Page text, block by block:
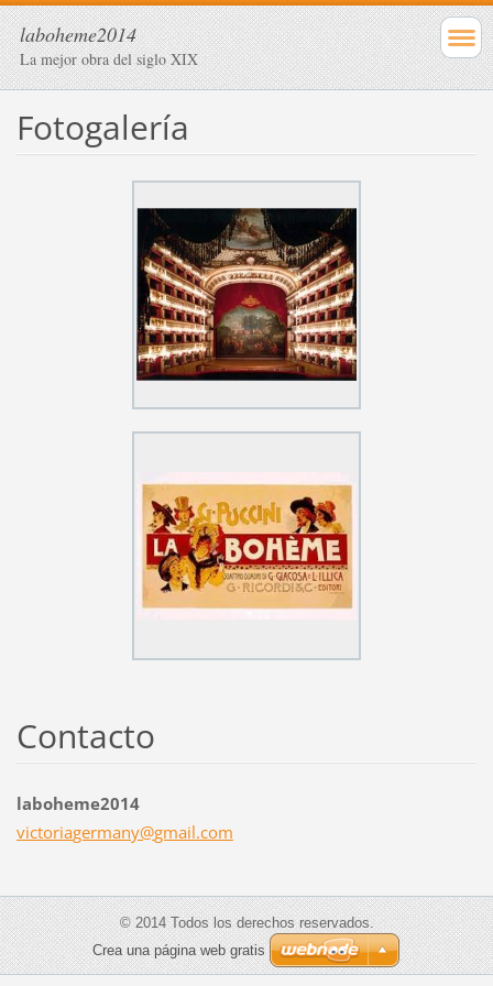
laboheme2014
La mejor obra del siglo XIX
Fotogalería
Contacto
laboheme2014
victoriagermany@gmail.com
© 2014 Todos los derechos reservados.
Crea una página web gratis